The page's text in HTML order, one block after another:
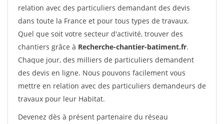
relation avec des particuliers demandant des devis
dans toute la France et pour tous types de travaux.
Quel que soit votre secteur d'activité, trouver des
chantiers grâce à Recherche-chantier-batiment.fr.
Chaque jour, des milliers de particuliers demandent
des devis en ligne. Nous pouvons facilement vous
mettre en relation avec des particuliers demandeurs de
travaux pour leur Habitat.
Devenez dès à présent partenaire du réseau